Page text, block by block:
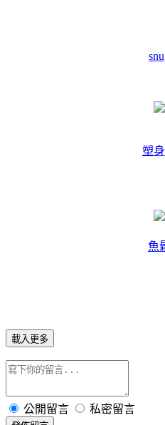
塑
魚
載入更多
公開留言 私密留言